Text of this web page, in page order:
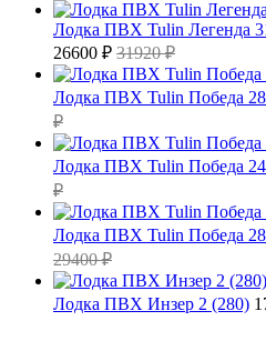
Лодка ПВХ Tulin Легенда
26600 ₽ 31920 ₽
Лодка ПВХ Tulin Победа
₽
Лодка ПВХ Tulin Победа
₽
Лодка ПВХ Tulin Победа
29400 ₽
Лодка ПВХ Инзер 2 (280)